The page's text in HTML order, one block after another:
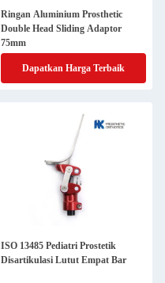
Ringan Aluminium Prosthetic
Double Head Sliding Adaptor
75mm
Dapatkan Harga Terbaik
ISO 13485 Pediatri Prostetik
Disartikulasi Lutut Empat Bar